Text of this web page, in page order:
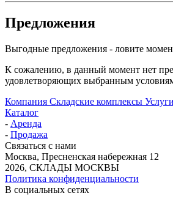
Предложения
Выгодные предложения - ловите
К сожалению, в данный момент нет
удовлетворяющих выбранным
Компания Складские комплексы Услуги
Каталог
- Аренда
- Продажа
Связаться с нами
Москва, Пресненская набережная 12
2026, СКЛАДЫ МОСКВЫ
Политика конфиденциальности
В социальных сетях